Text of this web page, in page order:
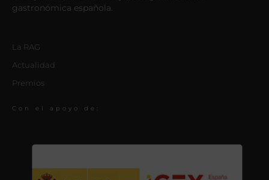
gastronómica española.
La RAG
Actualidad
Premios
Con el apoyo de: